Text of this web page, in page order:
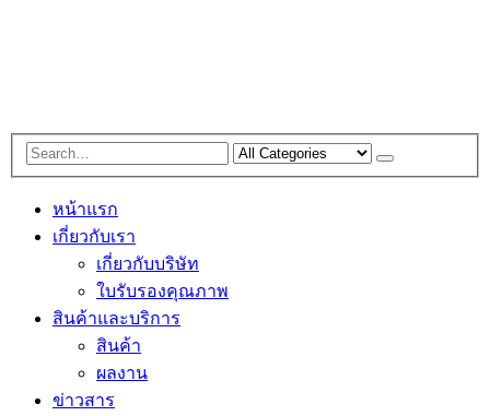
หน้าแรก
เกี่ยวกับเรา
เกี่ยวกับบริษัท
ใบรับรองคุณภาพ
สินค้าและบริการ
สินค้า
ผลงาน
ข่าวสาร